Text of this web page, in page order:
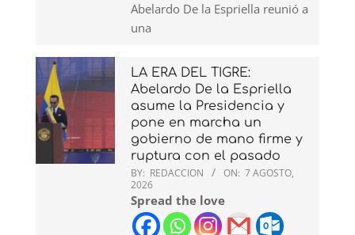
Abelardo De la Espriella reunió a
una
LA ERA DEL TIGRE:
Abelardo De la Espriella
asume la Presidencia y
pone en marcha un
gobierno de mano firme y
ruptura con el pasado
BY: REDACCION ON: 7 AGOSTO,
2026
Spread the love